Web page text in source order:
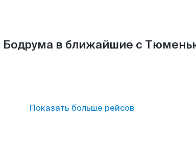
Бодрума в ближайшие с
Показать больше рейсов